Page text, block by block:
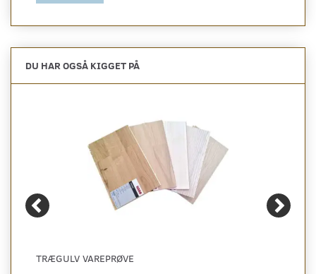
DU HAR OGSÅ KIGGET PÅ
TRÆGULV VAREPRØVE